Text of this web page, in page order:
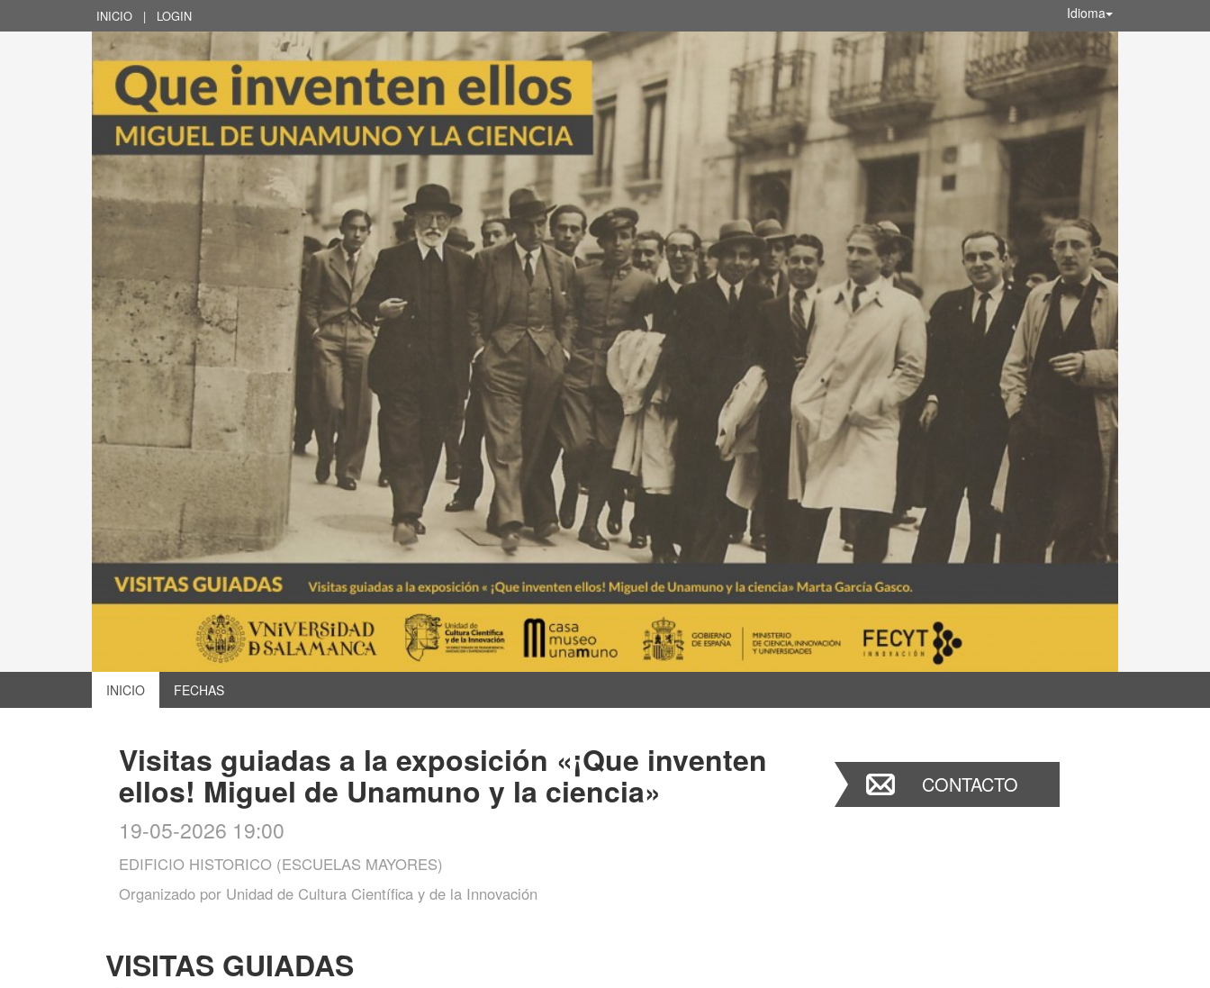
INICIO | LOGIN Idioma
INICIO FECHAS
Visitas guiadas a la exposición «¡Que inventen
ellos! Miguel de Unamuno y la ciencia»
19-05-2026 19:00
EDIFICIO HISTORICO (ESCUELAS MAYORES)
Organizado por Unidad de Cultura Científica y de la Innovación
CONTACTO
VISITAS GUIADAS